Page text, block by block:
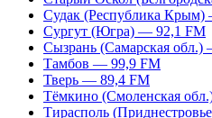
Судак (Республика
Сургут (Югра) — 92,1 FM
Сызрань (Самарская
Тамбов — 99,9 FM
Тверь — 89,4 FM
Тёмкино (Смоленская
Тирасполь